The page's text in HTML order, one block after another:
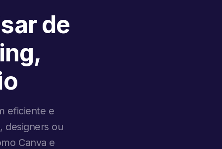
de
eficiente e
designers ou
Canva e